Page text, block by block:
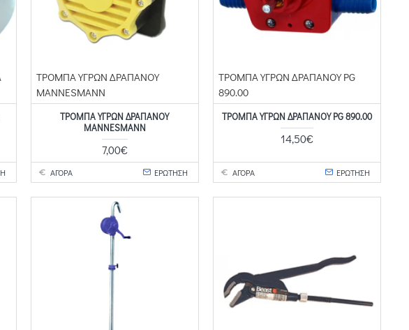
ΤΡΟΜΠΑ ΥΓΡΩΝ ΔΡΑΠΑΝΟΥ
MANNESMANN
ΤΡΟΜΠΑ ΥΓΡΩΝ ΔΡΑΠΑΝΟΥ
MANNESMANN
7,00€
ΑΓΟΡΑ ΕΡΩΤΗΣΗ
ΤΡΟΜΠΑ ΥΓΡΩΝ ΔΡΑΠΑΝΟΥ PG
890.00
ΤΡΟΜΠΑ ΥΓΡΩΝ ΔΡΑΠΑΝΟΥ PG 890.00
14,50€
ΑΓΟΡΑ ΕΡΩΤΗΣΗ